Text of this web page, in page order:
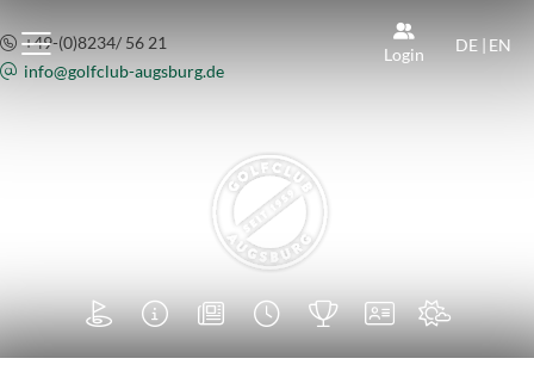
Login DE | EN
+49-(0)8234/ 56 21
info@golfclub-augsburg.de
      